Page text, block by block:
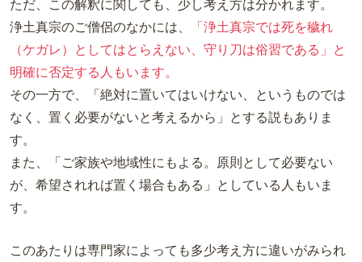
ただ、この解釈に関しても、少し考え方は分かれます。
浄土真宗のご僧侶のなかには、
「浄土真宗では死を穢れ
（ケガレ）としてはとらえない、守り刀は俗習である」と
明確に否定する人もいます。
その一方で、「絶対に置いてはいけない、というものでは
なく、置く必要がないと考えるから」とする説もありま
す。
また、「ご家族や地域性にもよる。原則として必要ない
が、希望されれば置く場合もある」としている人もいま
す。
このあたりは専門家によっても多少考え方に違いがみられ